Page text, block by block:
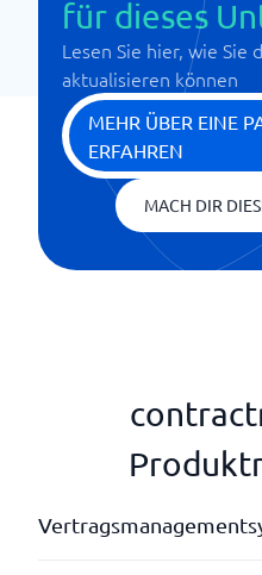
für dieses
Lesen Sie hier, wie
aktualisieren können
MEHR ÜBER EINE
ERFAHREN
MACH DIR